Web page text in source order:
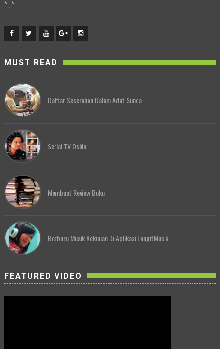
^_^
MUST READ
Daftar Seserahan Dalam Adat Sunda
Serial TV Oshin
Membuat Review Buku
Berburu Musik Kekinian Di Aplikasi LangitMusik
FEATURED VIDEO